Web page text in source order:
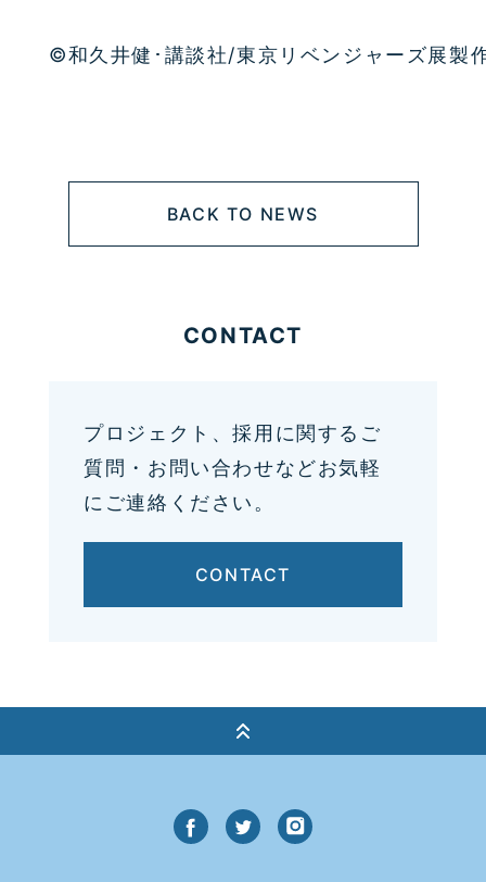
©和久井健･講談社/東京リベンジャーズ展製
BACK TO NEWS
CONTACT
プロジェクト、採用に関するご
質問・お問い合わせなどお気軽
にご連絡ください。
CONTACT